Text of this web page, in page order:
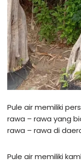
Pule air memiliki
rawa – rawa yang
rawa – rawa di
Pule air memiliki